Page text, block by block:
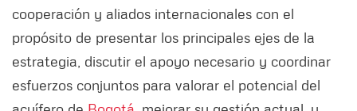
cooperación y aliados internacionales con el
propósito de presentar los principales ejes de la
estrategia, discutir el apoyo necesario y coordinar
esfuerzos conjuntos para valorar el potencial del